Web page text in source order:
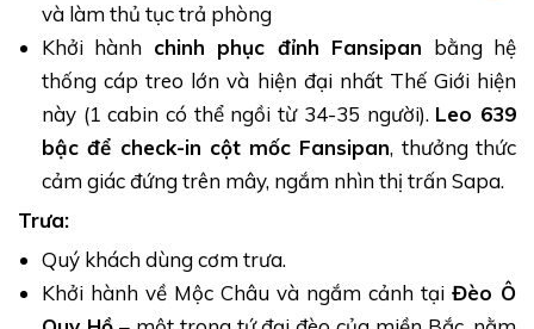
Bản Cát Cát:Đây là ngôi làng của người
H’Mông, nằm cách trung tâm thị trấn Sapa khoảng
2 km. Đến đây, du khách sẽ được chiêm ngưỡng
cảnh sắc thiên nhiên với những ngôi nhà sàn truyền
thống được bao quanh bởi dòng suối Mường Hoa
trong xanh, những thửa ruộng bậc thang trải dài.
Bất cứ góc nào trong Bản cũng đều có thể tạo ra
những bức hình khiến bạn mê mẩn.
và làm thủ tục trả phòng
Khởi hành chinh phục đỉnh Fansipan bằng hệ
thống cáp treo lớn và hiện đại nhất Thế Giới hiện
này (1 cabin có thể ngồi từ 34-35 người). Leo 639
bậc để check-in cột mốc Fansipan, thưởng thức
cảm giác đứng trên mây, ngắm nhìn thị trấn Sapa.
Trưa:
Quý khách dùng cơm trưa.
Khởi hành về Mộc Châu và ngắm cảnh tại Đèo Ô